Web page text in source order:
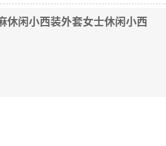
休闲小西装外套女士休闲小西